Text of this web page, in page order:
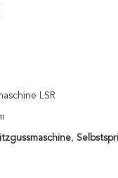
LSR
,